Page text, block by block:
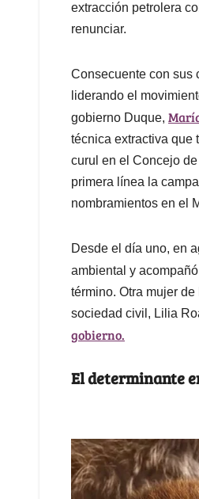
extracción petrolera
renunciar.
Consecuente con sus
liderando el
gobierno Duque,
técnica extractiva que
curul en el Concejo
primera línea la
nombramientos en el
Desde el día uno, en
ambiental y
término. Otra mujer
sociedad civil, Lilia
gobierno.
El determinante